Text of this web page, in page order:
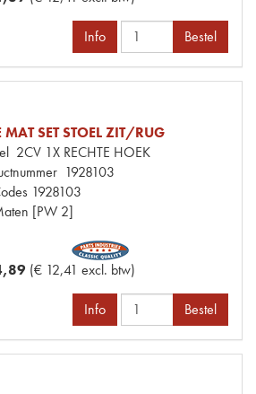
Info Bestel
MAT SET STOEL ZIT/RUG
2CV 1X RECHTE HOEK
1928103
1928103
[PW 2]
(€ 12,41 excl. btw)
Info Bestel